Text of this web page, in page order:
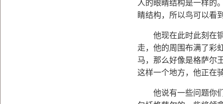
人的眼睛结构是一样的
睛结构，所以鸟可以看
他现在此时此刻在铜
走，他的周围布满了彩
马，那么好像是格萨尔
这样一个地方，他正在
他说有一些问题你们